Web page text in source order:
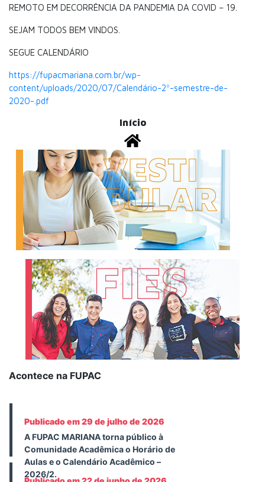
REMOTO EM DECORRÊNCIA DA PANDEMIA DA COVID – 19.
SEJAM TODOS BEM VINDOS.
SEGUE CALENDÁRIO
https://fupacmariana.com.br/wp-
content/uploads/2020/07/Calendário-2º-semestre-de-
2020-.pdf
Início
Acontece na FUPAC
Publicado em 29 de julho de 2026
A FUPAC MARIANA torna público à
Comunidade Acadêmica o Horário de
Aulas e o Calendário Acadêmico –
2026/2.